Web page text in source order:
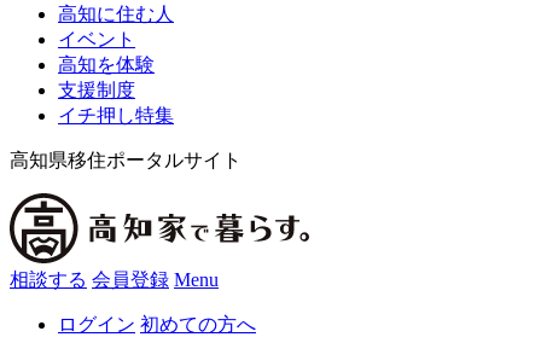
高知に住む人
イベント
高知を体験
支援制度
イチ押し特集
高知県移住ポータルサイト
相談する 会員登録 Menu
ログイン 初めての方へ